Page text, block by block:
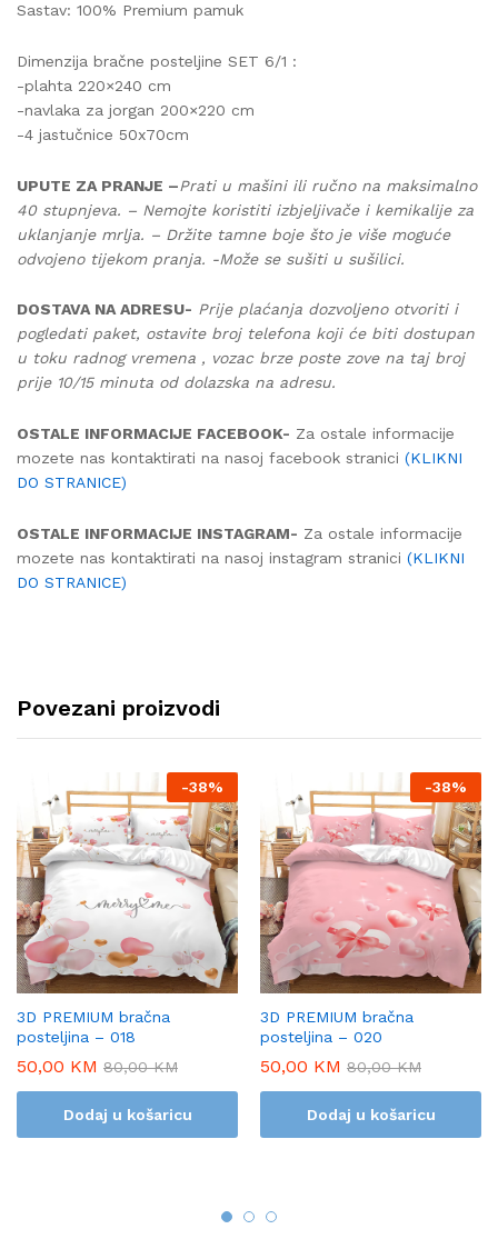
Sastav: 100% Premium pamuk
Dimenzija bračne posteljine SET 6/1 :
-plahta 220×240 cm
-navlaka za jorgan 200×220 cm
-4 jastučnice 50x70cm
UPUTE ZA PRANJE –Prati u mašini ili ručno na maksimalno
40 stupnjeva. – Nemojte koristiti izbjeljivače i kemikalije za
uklanjanje mrlja. – Držite tamne boje što je više moguće
odvojeno tijekom pranja. -Može se sušiti u sušilici.
DOSTAVA NA ADRESU- Prije plaćanja dozvoljeno otvoriti i
pogledati paket, ostavite broj telefona koji će biti dostupan
u toku radnog vremena , vozac brze poste zove na taj broj
prije 10/15 minuta od dolazska na adresu.
OSTALE INFORMACIJE FACEBOOK- Za ostale informacije
mozete nas kontaktirati na nasoj facebook stranici (KLIKNI
DO STRANICE)
OSTALE INFORMACIJE INSTAGRAM- Za ostale informacije
mozete nas kontaktirati na nasoj instagram stranici (KLIKNI
DO STRANICE)
Povezani proizvodi
-38%
3D PREMIUM bračna
posteljina – 018
50,00 KM 80,00KM
Dodaj u košaricu
-38%
3D PREMIUM bračna
posteljina – 020
50,00 KM 80,00KM
Dodaj u košaricu